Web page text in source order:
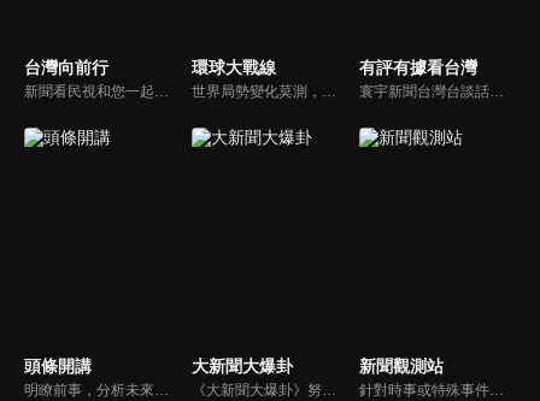
台灣向前行
新聞看民視和您一起討論最新最熱的時事新聞！
環球大戰線
世界局勢變化莫測，你我都身在其中，國際之間合縱連橫，外交、政治、經濟、軍事、科技，無所不爭、無所不戰，《環球大戰線》全方位觀點，與您一起剖析戰略，走進環球競爭最前線！
有評有據看台灣
寰宇新聞台灣台談話性節目《有評有據看台灣》節目跳脫來賓演繹的「浮誇情境式政論型態」，改採網路大數據點題，直視分析選情實相，帶您「有評、有據」的遍覽政經大小事。
頭條開講
明瞭前事，分析未來走向，周玉琴告訴您沒想到的大小事背後真相。你不理政治，政治卻未必不會影響你！世界政治勢力結構快速改變，新時代降臨，舊思想如何進化，台灣新思路能否頂得住大國衝擊，最接近民意的聲音，都在《頭條開講》。
大新聞大爆卦
《大新聞大爆卦》努力秉持著監督政府的精神，繼續在網路上努力說出事實。
新聞觀測站
針對時事或特殊事件邀請來賓進行深度探討，或專訪各領域傑出人士。